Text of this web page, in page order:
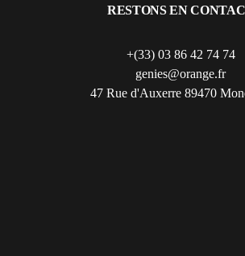
RESTONS EN
+(33) 03 86 42 74 74
genies@orange.fr
47 Rue d'Auxerre 89470